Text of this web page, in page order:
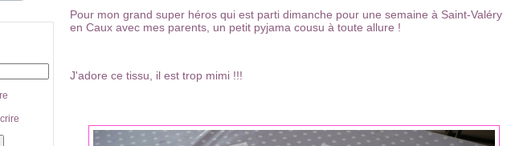
Pour mon grand super héros qui est parti dimanche pour une semaine à Saint-Valéry
en Caux avec mes parents, un petit pyjama cousu à toute allure !
J'adore ce tissu, il est trop mimi !!!